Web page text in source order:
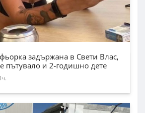
задържана в Свети Влас,
пътувало и 2-годишно дете